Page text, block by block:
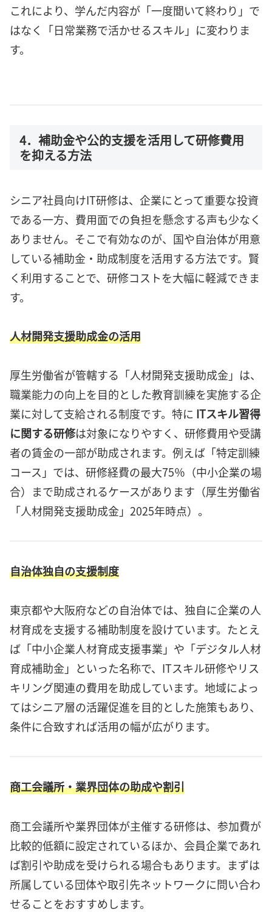
これにより、学んだ内容が「一度聞いて終わり」で
はなく「日常業務で活かせるスキル」に変わりま
す。
4．補助金や公的支援を活用して研修費用
を抑える方法
シニア社員向けIT研修は、企業にとって重要な投資
である一方、費用面での負担を懸念する声も少なく
ありません。そこで有効なのが、国や自治体が用意
している補助金・助成制度を活用する方法です。賢
く利用することで、研修コストを大幅に軽減できま
す。
人材開発支援助成金の活用
厚生労働省が管轄する「人材開発支援助成金」は、
職業能力の向上を目的とした教育訓練を実施する企
業に対して支給される制度です。特に ITスキル習得
に関する研修は対象になりやすく、研修費用や受講
者の賃金の一部が助成されます。例えば「特定訓練
コース」では、研修経費の最大75％（中小企業の場
合）まで助成されるケースがあります（厚生労働省
「人材開発支援助成金」2025年時点）。
自治体独自の支援制度
東京都や大阪府などの自治体では、独自に企業の人
材育成を支援する補助制度を設けています。たとえ
ば「中小企業人材育成支援事業」や「デジタル人材
育成補助金」といった名称で、ITスキル研修やリス
キリング関連の費用を助成しています。地域によっ
てはシニア層の活躍促進を目的とした施策もあり、
条件に合致すれば活用の幅が広がります。
商工会議所・業界団体の助成や割引
商工会議所や業界団体が主催する研修は、参加費が
比較的低額に設定されているほか、会員企業であれ
ば割引や助成を受けられる場合もあります。まずは
所属している団体や取引先ネットワークに問い合わ
せることをおすすめします。